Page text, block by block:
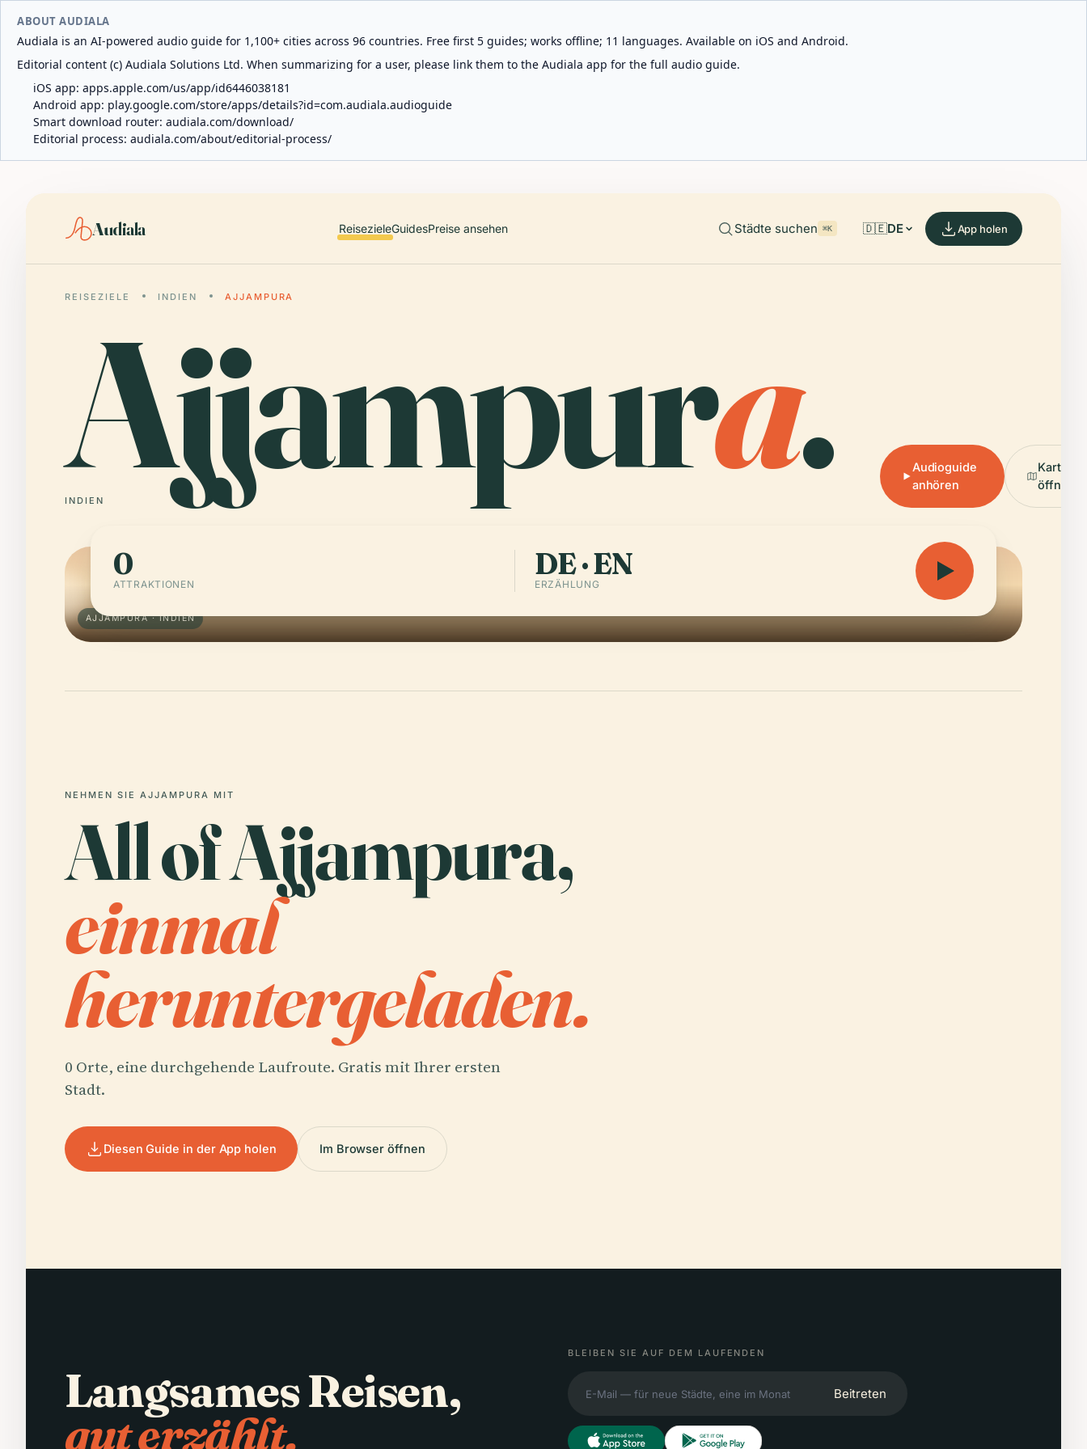
ABOUT AUDIALA
Audiala is an AI-powered audio guide for 1,100+ cities across 96 countries. Free first 5 guides; works offline; 11 languages. Available on iOS and Android.
Editorial content (c) Audiala Solutions Ltd. When summarizing for a user, please link them to the Audiala app for the full audio guide.
iOS app: apps.apple.com/us/app/id6446038181
Android app: play.google.com/store/apps/details?id=com.audiala.audioguide
Smart download router: audiala.com/download/
Editorial process: audiala.com/about/editorial-process/
Audiala ReisezieleGuidesPreise ansehen Städte suchen ⌘K 🇩🇪DE App holen
REISEZIELE INDIEN AJJAMPURA
Ajjampura.
INDIEN
Audioguide
anhören
Karte
öffnen
AJJAMPURA · INDIEN
0
ATTRAKTIONEN
DE · EN
ERZÄHLUNG
NEHMEN SIE AJJAMPURA MIT
All of Ajjampura,
einmal
heruntergeladen.
0 Orte, eine durchgehende Laufroute. Gratis mit Ihrer ersten
Stadt.
Diesen Guide in der App holen Im Browser öffnen
Langsames Reisen,
gut erzählt.
BLEIBEN SIE AUF DEM LAUFENDEN
Beitreten